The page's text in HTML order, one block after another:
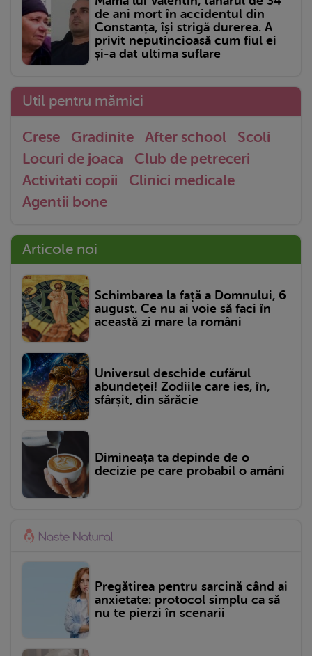
de ani mort în accidentul din
Constanța, își strigă durerea. A
privit neputincioasă cum fiul ei
și-a dat ultima suflare
Util pentru mămici
Crese Gradinite After school
Scoli
Locuri de joaca
Club de petreceri
Activitati copii
Clinici medicale
Agentii bone
Articole noi
Schimbarea la față a Domnului, 6
august. Ce nu ai voie să faci în
această zi mare la români
Universul deschide cufărul
abundeței! Zodiile care ies, în,
sfârșit, din sărăcie
Dimineața ta depinde de o
decizie pe care probabil o amâni
Pregătirea pentru sarcină când ai
anxietate: protocol simplu ca să
nu te pierzi în scenarii